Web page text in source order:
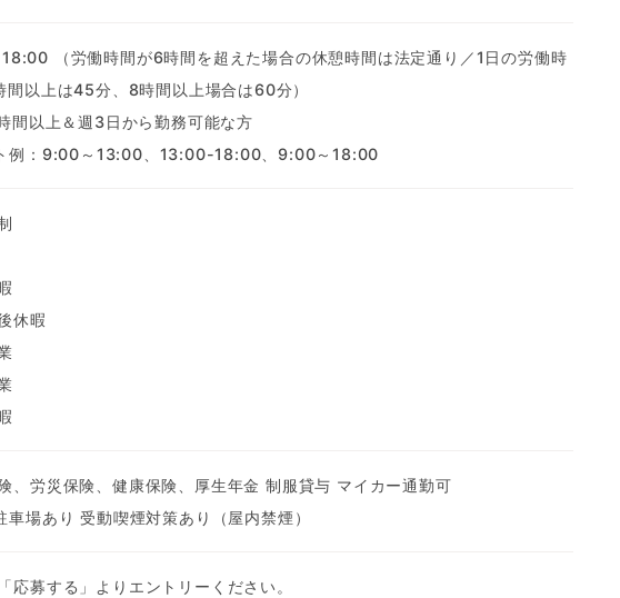
（労働時間が6時間を超えた場合の休憩時間は法定通り／1日の労働時
間以上は45分、8時間以上場合は60分）
間以上＆週3日から勤務可能な方
例：9:00～13:00、13:00-18:00、9:00～18:00
休暇
、労災保険、健康保険、厚生年金 制服貸与 マイカー通勤可
車場あり 受動喫煙対策あり（屋内禁煙）
応募する」よりエントリーください。